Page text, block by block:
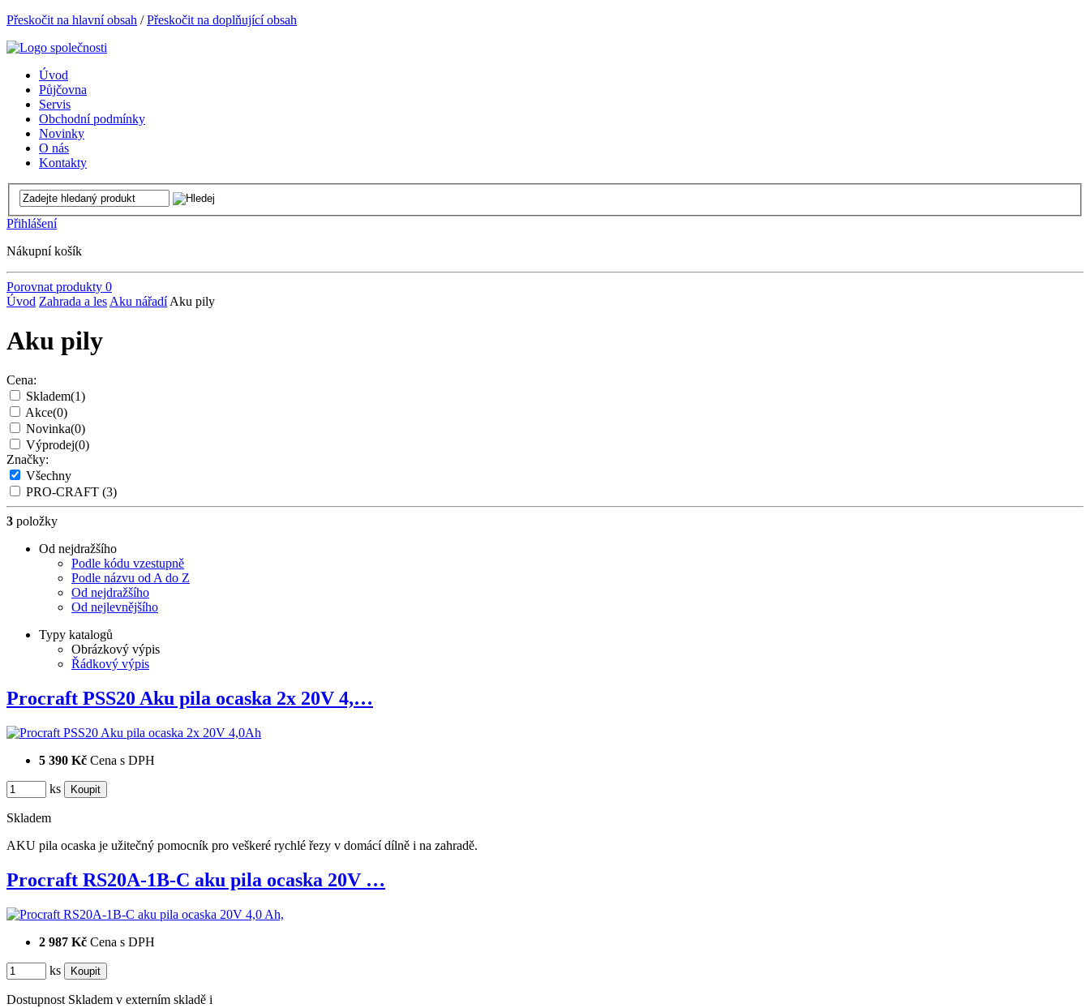
Přeskočit na hlavní obsah /Přeskočit na doplňující obsah
Úvod
Půjčovna
Servis
Obchodní podmínky
Novinky
O nás
Kontakty
Přihlášení
Nákupní košík
Porovnat produkty 0
Úvod Zahrada a les Aku nářadí Aku pily
Aku pily
Cena:
Skladem(1)
Akce(0)
Novinka(0)
Výprodej(0)
Značky:
Všechny
PRO-CRAFT (3)
3 položky
Od nejdražšího
Podle kódu vzestupně
Podle názvu od A do Z
Od nejdražšího
Od nejlevnějšího
Typy katalogů
Obrázkový výpis
Řádkový výpis
Procraft PSS20 Aku pila ocaska 2x 20V 4,…
5 390 Kč Cena s DPH
ks
Skladem
AKU pila ocaska je užitečný pomocník pro veškeré rychlé řezy v domácí dílně i na zahradě.
Procraft RS20A-1B-C aku pila ocaska 20V …
2 987 Kč Cena s DPH
ks
Dostupnost Skladem v externím skladě i